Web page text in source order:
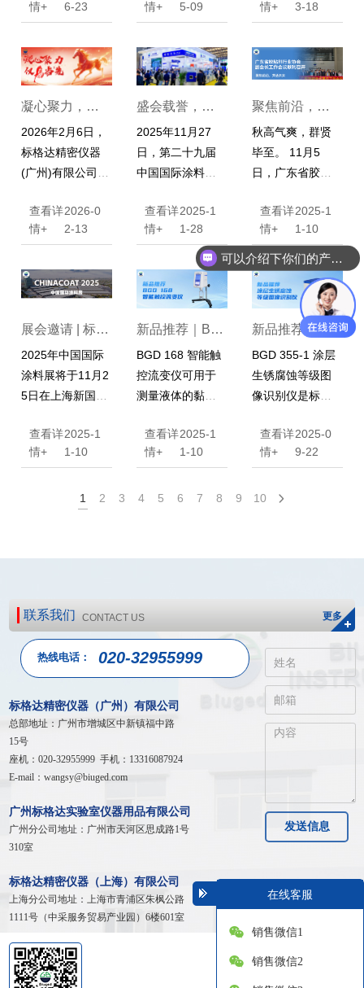
十届理事会就职
举行。本次大会
汇聚全省行业骨
家，圆满完成换
届选举、理事会
及分支机构任命
等核心议程，标
油墨产业迈向高
质量发展的新阶
情+
6-23
落幕。
标格达精
公司携多款核心
产品亮相本届展
气高涨，收获广
泛关注。
情+
5-09
言，这是一段关于
专注、创新与突破
04到2026，我们
以“标准”为尺，丈
物”为志，探索极
致。
情+
3-18
凝心聚力，仪
马当先 | 标格达
新年会圆满落
幕
2026年2月6日，
标格达精密仪器
(广州)有限公司20
表彰大会暨2026
迎新年会在热烈
幕。这一天，标
格达全体员工齐
证荣耀时刻，展
望崭新征程，
以“凝心聚力，仪
马当先”的姿态，
奋斗篇章。
查看详
情+
2026-0
2-13
盛会载誉，共
启新程 | CHINA
2025年11月27
日，第二十九届
中国国际涂料展
览中心圆满落下
帷幕。在这场行
业盛事中，标格
达精密仪器(广州)
有限公司以其专
的交流与前瞻性
的智能检测解决
方案，与来自全
球的新老客户及
堂，展现了检测
技术的创新成
查看详
情+
2025-1
1-28
聚焦前沿，共
话未来 | 广东省
会议顺利召开
秋高气爽，群贤
毕至。 11月5
日，广东省胶粘
届十三次副会长
工作会议在标格
达精密仪器（广
州）有限公司顺
利召开。
查看详
情+
2025-1
1-10
展会邀请 | 标格
达诚邀您莅临2
2025年中国国际
涂料展将于11月2
5日在上海新国际
启，标格达将为
您全方位展示先
术与创新产品，
观、指导、洽
查看详
情+
2025-1
1-10
新品推荐｜BG
D 168 智能触控
BGD 168 智能触
控流变仪可用于
测量液体的黏性
度，广泛应用于
油脂、油漆、食
剂、化妆品等行
查看详
情+
2025-1
1-10
新品推荐｜BG
D 355/1 涂层生
BGD 355-1 涂层
生锈腐蚀等级图
像识别仪是标格
一款可以自动或
根据用户点击交
锈腐蚀面积的仪
查看详
情+
2025-0
9-22
1 2 3 4 5 6 7 8 9 10
联系我们 CONTACT US 更多
热线电话： 020-32955999
标格达精密仪器（广州）有限公司
总部地址：广州市增城区中新镇福中路
15号
座机：020-32955999 手机：13316087924
E-mail：wangsy@biuged.com
广州标格达实验室仪器用品有限公司
广州分公司地址：广州市天河区思成路1号
310室
标格达精密仪器（上海）有限公司
上海分公司地址：上海市青浦区朱枫公路
1111号（中采服务贸易产业园）6楼601室
发送信息
在线客服
销售微信1
销售微信2
可以介绍下你们的产品么？